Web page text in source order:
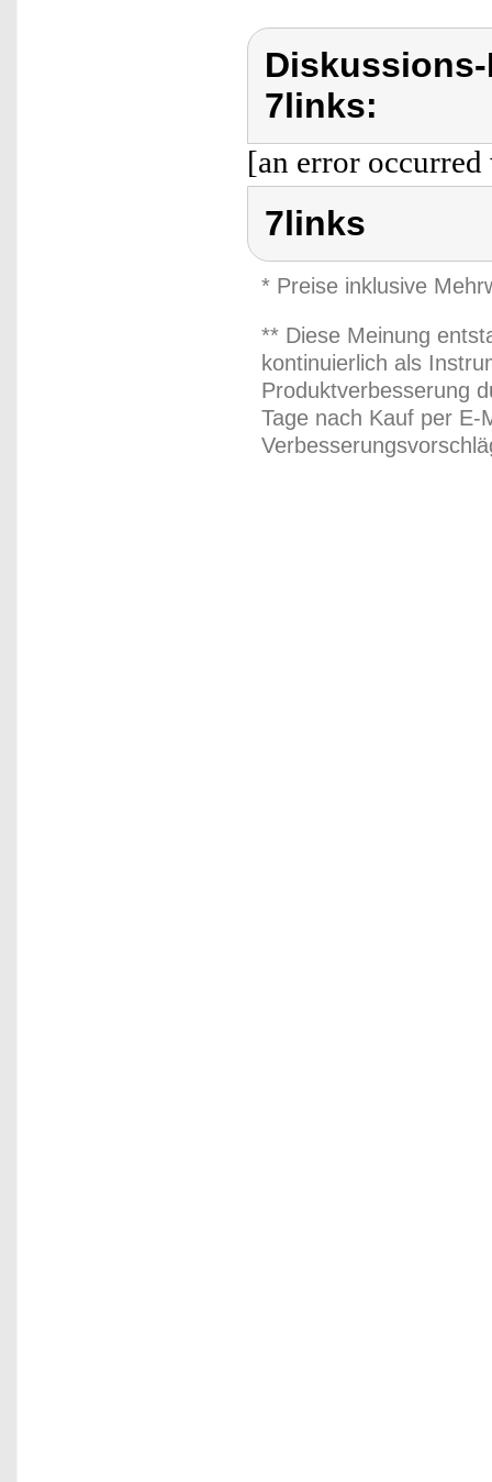
7links:
[an error
7links
* Preise inklusive
** Diese Meinung
kontinuierlich als
Produktverbesserung
Tage nach Kauf per E-